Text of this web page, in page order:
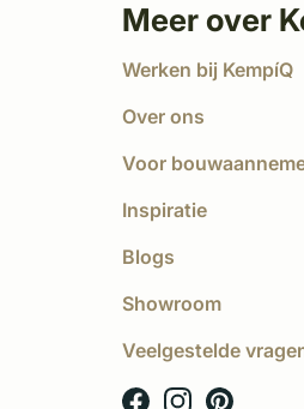
Meer over
Werken bij KempíQ
Over ons
Voor
Inspiratie
Blogs
Showroom
Veelgestelde